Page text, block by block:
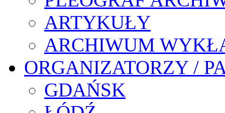
ARTYKUŁY
ARCHIWUM
ORGANIZATORZY /
GDAŃSK